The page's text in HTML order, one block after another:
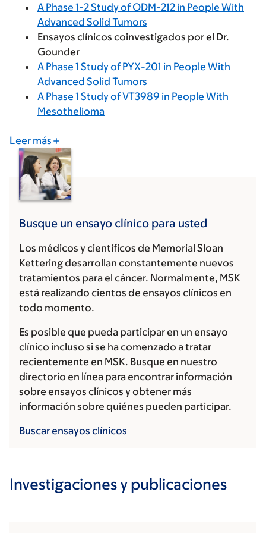
A Phase 1-2 Study of ODM-212 in People With
Advanced Solid Tumors
Ensayos clínicos coinvestigados por el Dr.
Gounder
A Phase 1 Study of PYX-201 in People With
Advanced Solid Tumors
A Phase 1 Study of VT3989 in People With
Mesothelioma
Leer más
Busque un ensayo clínico para usted
Los médicos y científicos de Memorial Sloan
Kettering desarrollan constantemente nuevos
tratamientos para el cáncer. Normalmente, MSK
está realizando cientos de ensayos clínicos en
todo momento.
Es posible que pueda participar en un ensayo
clínico incluso si se ha comenzado a tratar
recientemente en MSK. Busque en nuestro
directorio en línea para encontrar información
sobre ensayos clínicos y obtener más
información sobre quiénes pueden participar.
Buscar ensayos clínicos
Investigaciones y publicaciones